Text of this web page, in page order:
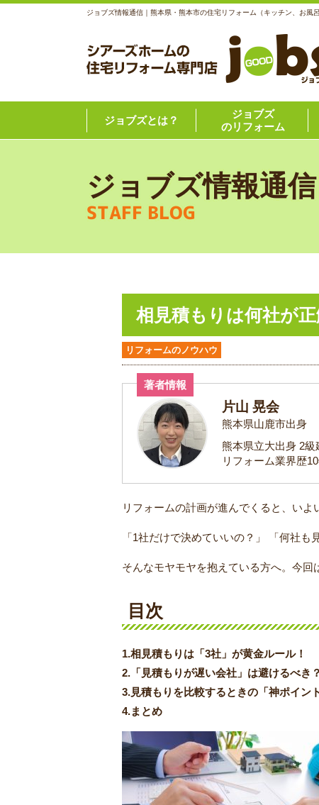
ジョブズ情報通信｜熊本県・熊本市の住宅リフォーム（キッチン、お
ジョブズとは？
ジョブズ
のリフォーム
ジョブズ情報通信
STAFF BLOG
相見積もりは何社が
リフォームのノウハウ
著者情報
片山 晃会
熊本県山鹿市出身
熊本県立大出身 2
リフォーム業界歴
リフォームの計画が進んでくると、いよ
「1社だけで決めていいの？」 「何社
そんなモヤモヤを抱えている方へ。今
目次
1.相見積もりは「3社」が黄金ルール！
2.「見積もりが遅い会社」は避けるべき？
3.見積もりを比較するときの「神ポイント
4.まとめ